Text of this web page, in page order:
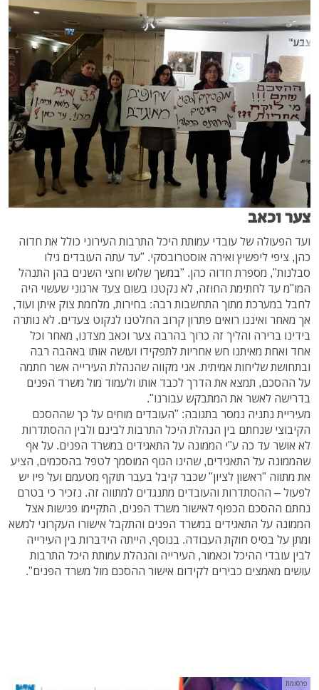
צער וכאב
ועד הפעולה של עובדי עמותת היכל התרבות העירוני כולל את חדוה
כהן, ציפי ליפשיץ ואירה אוסטרובסקי. "עד עתה העובדים גילו
סבלנות", מספרת חדוה כהן. "במשך שלוש וחצי השנים בהן התנהל
המו"מ עד לחתימת החוזה, לא נקטנו בשום צעד ארגוני שעשוי היה
לחבל במערכת מתוך התחשבות רבה: בחירות, מלחמת צוק איתן ועוד,
אך מאחר ואיננו רואים פתרון קרוב החלטנו לנקוט צעדים. לא נותרה
בידינו ברירה והליך זה כרוך בהרבה צער וכאב מצדנו, מאחר וכל
אחד ואחת מאיתנו חש אחריות לתפקידו ועושה אותו באהבה רבה
ובתחושת שליחות אמיתית. אני מקווה שהנהלת העירייה אשר חתמה
על ההסכם, תמצא את הדרך לכבד אותו ולעמוד מול משרד הפנים
בדרישה לאשר את המתבקש עבורנו".
מעיריית נתניה נמסר בתגובה: "העובדים מוחים על כך שההסכם
הקיבוצי שנחתם בין הנהלת היכל התרבות לבינם ולבין ההסתדרות
לא אושר עד כה ע"י הממונה על התאגידים במשרד הפנים. על אף
שהממונה על התאגידים, שהינו הגוף המוסמך לטפל בהסכמים, הציע
את מתווה "ראשון לציון" שכבר קיבל בעבר תוקף מטעמם ועל פיו יש
לפעול – ההסתדרות והעובדים מתנגדים למתווה זה. נזכיר כי בטרם
נחתם ההסכם הכפוף לאישור משרד הפנים, התקיימו פגישות אצל
הממונה על התאגידים במשרד הפנים והתקבל אישורו העקרוני למשא
ומתן על בסיס חוקת העבודה. בנוסף, הייתה הידברות בין העירייה
לבין עובדי ההיכל וכאמור, העירייה והנהלת עמותת היכל התרבות
עושים מאמצים כבירים לקידום אישור ההסכם מול משרד הפנים".
פרסומת